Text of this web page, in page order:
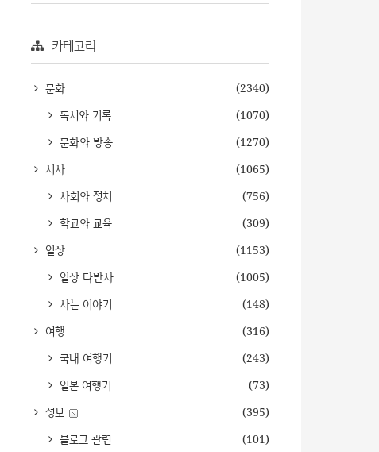
카테고리
문화
(2340)
독서와 기록
(1070)
문화와 방송
(1270)
시사
(1065)
사회와 정치
(756)
학교와 교육
(309)
일상
(1153)
일상 다반사
(1005)
사는 이야기
(148)
여행
(316)
국내 여행기
(243)
일본 여행기
(73)
정보
(395)
블로그 관련
(101)